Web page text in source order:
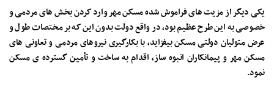
یکی دیگر از مزیت های فراموش شده مسکن مهر وارد کردن بخش های مردمی و
خصوصی به این طرح عظیم بود، در واقع دولت بدون این که بر مختصات طول و
عرض متولیان دولتی مسکن بیفزاید، با بکارگیری نیروهای مردمی و تعاونی های
مسکن مهر و پیمانکاران انبوه ساز، اقدام به ساخت و تأمین گسترده ی مسکن
نمود.